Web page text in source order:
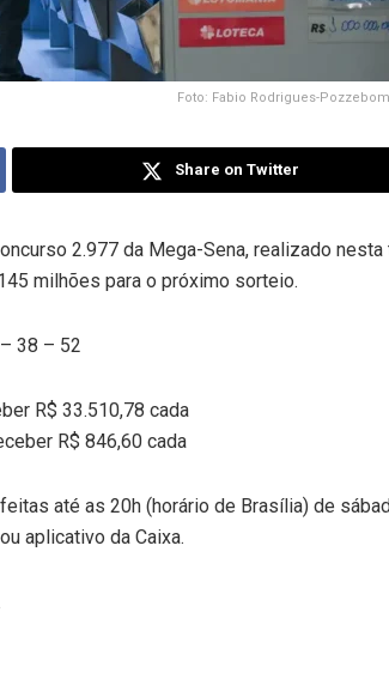
Foto: Fabio Rodrigues-
Share on Twitter
2.977 da Mega-Sena, realizado
milhões para o próximo sorteio.
38 – 52
R$ 33.510,78 cada
R$ 846,60 cada
até as 20h (horário de Brasília) de
aplicativo da Caixa.